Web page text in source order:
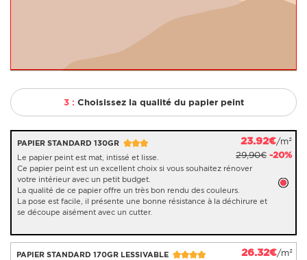
3 : Choisissez la qualité du papier peint
PAPIER STANDARD 130GR 23.92€/m²
29,90€ -20%
Le papier peint est mat, intissé et lisse.
Ce papier peint est un excellent choix si vous souhaitez rénover
votre intérieur avec un petit budget.
La qualité de ce papier offre un très bon rendu des couleurs.
La pose est facile, il présente une bonne résistance à la déchirure et
se découpe aisément avec un cutter.
PAPIER STANDARD 170GR LESSIVABLE 26.32€/m²